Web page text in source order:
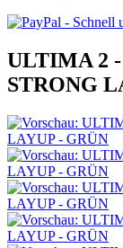
ULTIMA 2
STRONG